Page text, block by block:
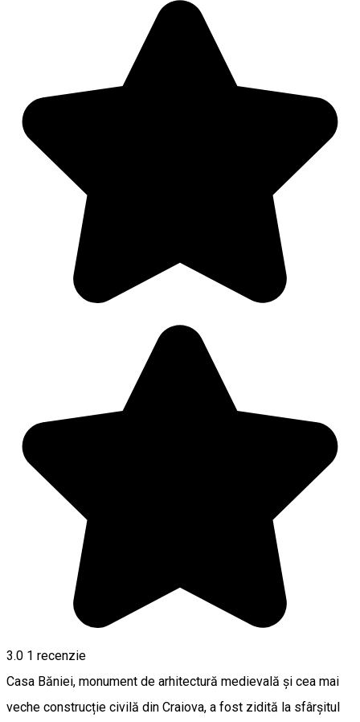
3.0 1 recenzie
Casa Băniei, monument de arhitectură medievală și cea mai
veche construcție civilă din Craiova, a fost zidită la sfârșitul